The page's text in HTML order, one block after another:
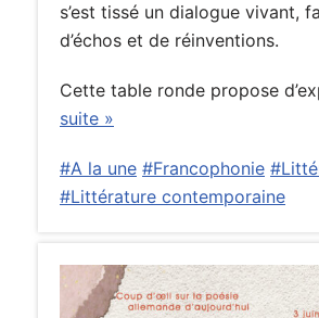
s’est tissé un dialogue vivant,
d’échos et de réinventions.
Cette table ronde propose
suite »
#A la une #Francophonie
#Littérature contemporaine